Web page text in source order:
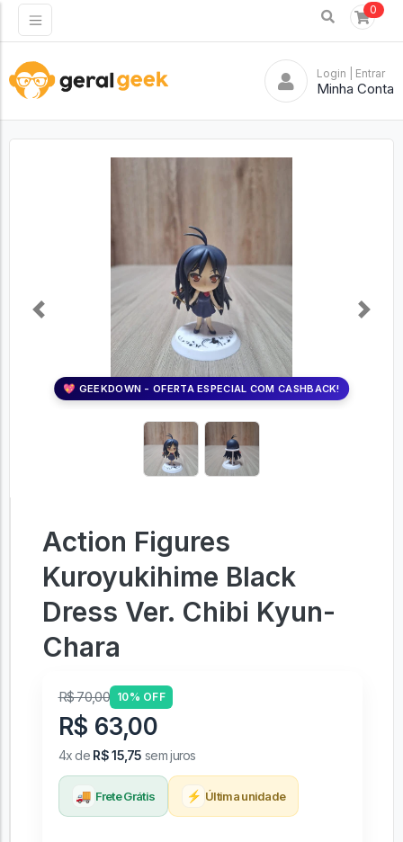
0
Login | Entrar
Minha Conta
💖 GEEKDOWN - OFERTA ESPECIAL COM CASHBACK!
Previous Next
Action Figures
Kuroyukihime Black
Dress Ver. Chibi Kyun-
Chara
R$ 70,00 10% OFF
R$ 63,00
4x de R$ 15,75 sem juros
🚚 Frete Grátis ⚡ Última unidade